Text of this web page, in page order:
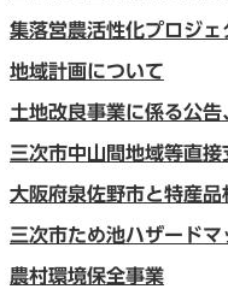
集落営農活性化プロジ
地域計画について
土地改良事業に係る公告
三次市中山間地域等直接
大阪府泉佐野市と特産
三次市ため池ハザードマ
農村環境保全事業